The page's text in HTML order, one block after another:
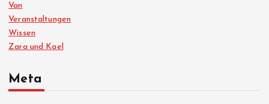
Van
Veranstaltungen
Wissen
Zara und Kael
Meta